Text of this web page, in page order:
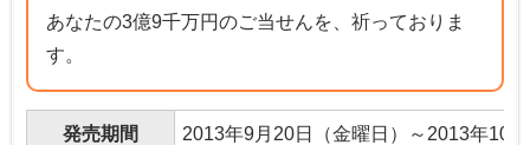
あなたの3億9千万円のご当せんを、祈っておりま
す。
発売期間 2013年9月20日（金曜日）～2013年10